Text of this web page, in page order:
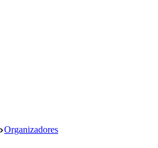
Organizadores